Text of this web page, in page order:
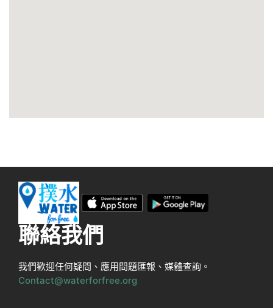
聯絡我們
我們歡迎任何疑問、應用問題匯報、媒體查詢。
Contact@waterforfree.org